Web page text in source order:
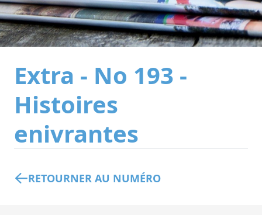
Extra - No 193 -
Histoires
enivrantes
RETOURNER AU NUMÉRO